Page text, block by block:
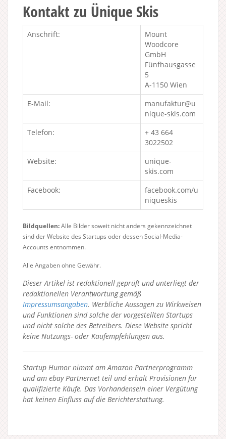
Kontakt zu Ünique Skis
Anschrift:
Mount
Woodcore
GmbH
Fünfhausgasse
5
A-1150 Wien
E-Mail:
manufaktur@u
nique-skis.com
Telefon:
+ 43 664
3022502
Website:
unique-
skis.com
Facebook:
facebook.com/u
niqueskis
Bildquellen:Alle Bilder soweit nicht anders gekennzeichnet
sind der Website des Startups oder dessen Social-Media-
Accounts entnommen.
Alle Angaben ohne Gewähr.
Dieser Artikel ist redaktionell geprüft und unterliegt der
redaktionellen Verantwortung gemäß
Impressumsangaben. Werbliche Aussagen zu Wirkweisen
und Funktionen sind solche der vorgestellten Startups
und nicht solche des Betreibers. Diese Website spricht
keine Nutzungs- oder Kaufempfehlungen aus.
Startup Humor nimmt am Amazon Partnerprogramm
und am ebay Partnernet teil und erhält Provisionen für
qualifizierte Käufe. Das Vorhandensein einer Vergütung
hat keinen Einfluss auf die Berichterstattung.